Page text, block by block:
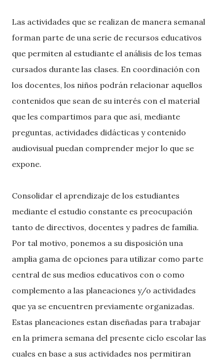
Las actividades que se realizan de manera semanal
forman parte de una serie de recursos educativos
que permiten al estudiante el análisis de los temas
cursados durante las clases. En coordinación con
los docentes, los niños podrán relacionar aquellos
contenidos que sean de su interés con el material
que les compartimos para que así, mediante
preguntas, actividades didácticas y contenido
audiovisual puedan comprender mejor lo que se
expone.
Consolidar el aprendizaje de los estudiantes
mediante el estudio constante es preocupación
tanto de directivos, docentes y padres de familia.
Por tal motivo, ponemos a su disposición una
amplia gama de opciones para utilizar como parte
central de sus medios educativos con o como
complemento a las planeaciones y/o actividades
que ya se encuentren previamente organizadas.
Estas planeaciones estan diseñadas para trabajar
en la primera semana del presente ciclo escolar las
cuales en base a sus actividades nos permitiran